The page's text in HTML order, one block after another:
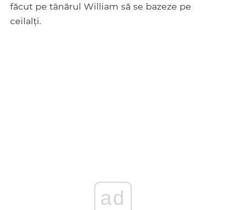
făcut pe tânărul William să se bazeze pe
ceilalți.
ad